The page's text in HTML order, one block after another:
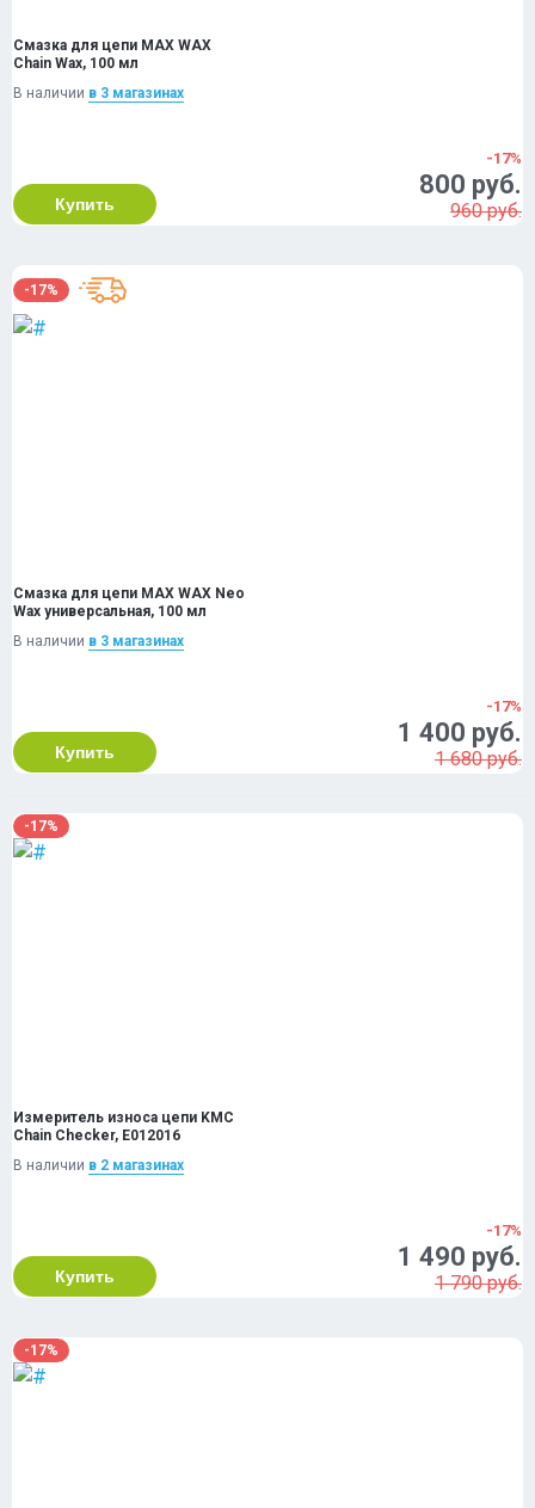
Смазка для цепи MAX WAX
Chain Wax, 100 мл
В наличии в 3 магазинах
Купить
-17%
800 руб.
960 руб.
-17%
Смазка для цепи MAX WAX Neo
Wax универсальная, 100 мл
В наличии в 3 магазинах
Купить
-17%
1 400 руб.
1 680 руб.
-17%
Измеритель износа цепи KMC
Chain Checker, E012016
В наличии в 2 магазинах
Купить
-17%
1 490 руб.
1 790 руб.
-17%